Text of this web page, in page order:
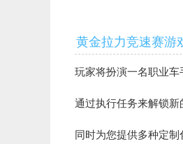
黄金拉力竞速赛游
玩家将扮演一名职业车
通过执行任务来解锁新
同时为您提供多种定